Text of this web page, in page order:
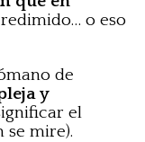
redimido… o eso
de
y
el
se mire).